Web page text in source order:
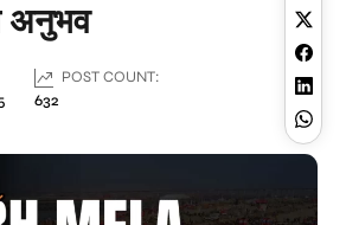
अनुभव
POST COUNT:
632